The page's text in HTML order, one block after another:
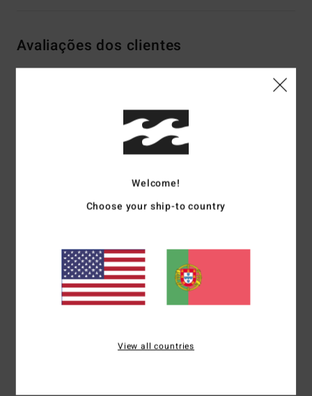
Avaliações dos clientes
5.0/5
2 avaliações verificadas
50% dos nossos clientes recomendam este produto
Tamanho
Muito pequeno
Demasiado grande
Cor
Welcome!
Choose your ship-to country
View all countries